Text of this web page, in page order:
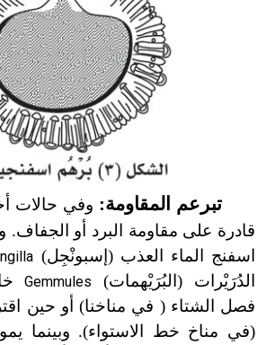
تبرعم المقاومة: وفي حالات
قادرة على مقاومة البرد أو
اسفنج الماء العذب (إسبونْجِل)
الدُرَيْرات (البُرَيْهمات)
Gemmules
فصل الشتاء ( في مناخنا) أو حين
(في مناخ خط الاستواء). وبينما